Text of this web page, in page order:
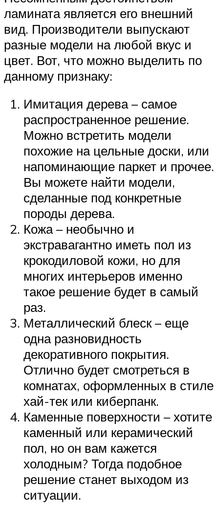
ламината является его внешний
вид. Производители выпускают
разные модели на любой вкус и
цвет. Вот, что можно выделить по
данному признаку:
Имитация дерева – самое
распространенное решение.
Можно встретить модели
похожие на цельные доски, или
напоминающие паркет и прочее.
Вы можете найти модели,
сделанные под конкретные
породы дерева.
Кожа – необычно и
экстравагантно иметь пол из
крокодиловой кожи, но для
многих интерьеров именно
такое решение будет в самый
раз.
Металлический блеск – еще
одна разновидность
декоративного покрытия.
Отлично будет смотреться в
комнатах, оформленных в стиле
хай-тек или киберпанк.
Каменные поверхности – хотите
каменный или керамический
пол, но он вам кажется
холодным? Тогда подобное
решение станет выходом из
ситуации.